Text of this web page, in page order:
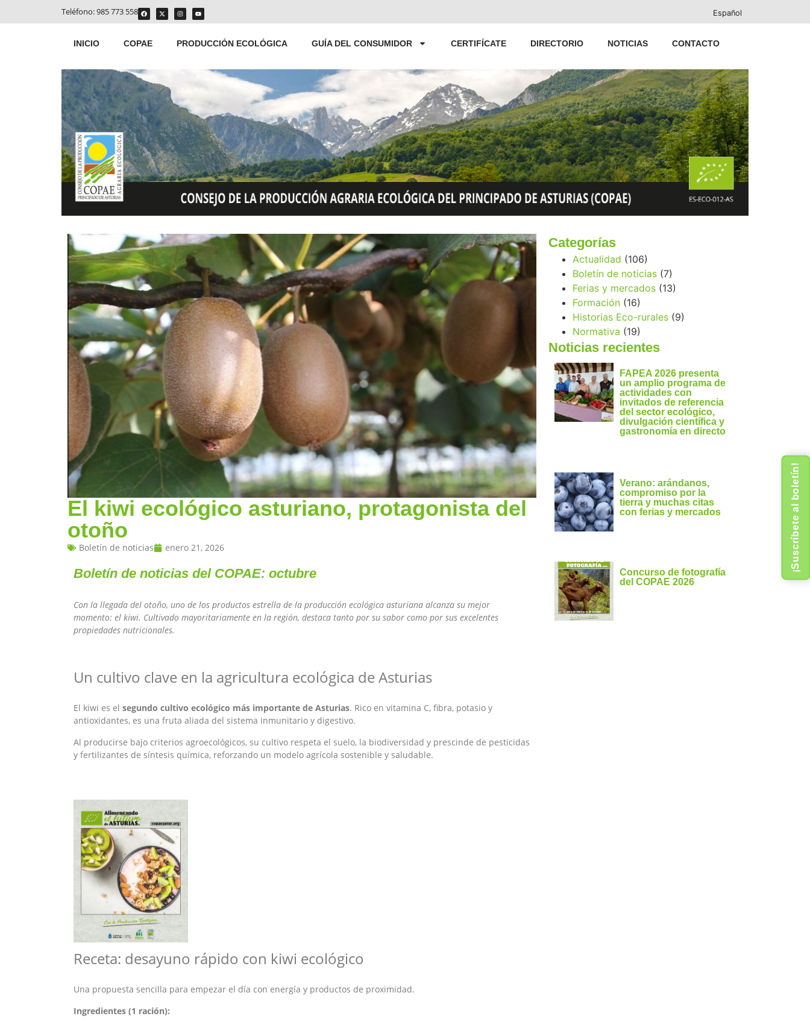
Teléfono:985 773 558 Español
INICIO COPAE PRODUCCIÓN ECOLÓGICA GUÍA DEL CONSUMIDOR CERTIFÍCATE DIRECTORIO NOTICIAS CONTACTO
El kiwi ecológico asturiano, protagonista del
otoño
Boletín de noticias enero 21, 2026
Boletín de noticias del COPAE: octubre
Con la llegada del otoño, uno de los productos estrella de la producción ecológica asturiana alcanza su mejor
momento: el kiwi. Cultivado mayoritariamente en la región, destaca tanto por su sabor como por sus excelentes
propiedades nutricionales.
Un cultivo clave en la agricultura ecológica de Asturias
El kiwi es el segundo cultivo ecológico más importante de Asturias. Rico en vitamina C, fibra, potasio y
antioxidantes, es una fruta aliada del sistema inmunitario y digestivo.
Al producirse bajo criterios agroecológicos, su cultivo respeta el suelo, la biodiversidad y prescinde de pesticidas
y fertilizantes de síntesis química, reforzando un modelo agrícola sostenible y saludable.
Receta: desayuno rápido con kiwi ecológico
Una propuesta sencilla para empezar el día con energía y productos de proximidad.
Ingredientes (1 ración):
Categorías
Actualidad (106)
Boletín de noticias (7)
Ferias y mercados (13)
Formación (16)
Historias Eco-rurales (9)
Normativa (19)
Noticias recientes
FAPEA 2026 presenta
un amplio programa de
actividades con
invitados de referencia
del sector ecológico,
divulgación científica y
gastronomía en directo
Verano: arándanos,
compromiso por la
tierra y muchas citas
con ferias y mercados
Concurso de fotografía
del COPAE 2026
¡Suscríbete al boletín!